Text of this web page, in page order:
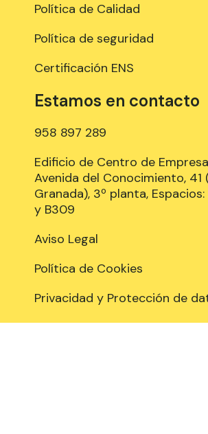
Política de Calidad
Política de seguridad
Certificación ENS
Estamos en contacto
958 897 289
Edificio de Centro de
Avenida del Conocimiento, 41
Granada), 3º planta, Espacios:
y B309
Aviso Legal
Política de Cookies
Privacidad y Protección de